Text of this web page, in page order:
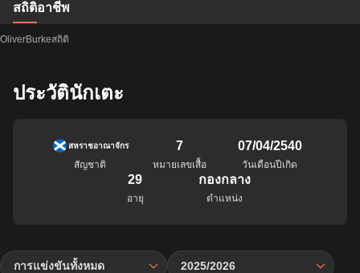
สถิติอาชีพ
OliverBurkeสถิติ
ประวัตินักเตะ
สหราชอาณาจักร
สัญชาติ
7
หมายเลขเสื้อ
07/04/2540
วันเดือนปีเกิด
29
อายุ
กองกลาง
ตำแหน่ง
การแข่งขันทั้งหมด 2025/2026